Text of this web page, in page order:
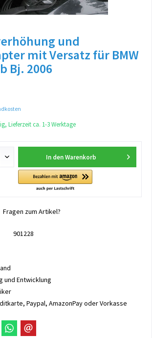
und
mit Versatz für BMW
Bj. 2006
Lieferzeit ca. 1-3 Werktage
In den Warenkorb
Fragen zum Artikel?
901228
und Entwicklung
Paypal, AmazonPay oder Vorkasse